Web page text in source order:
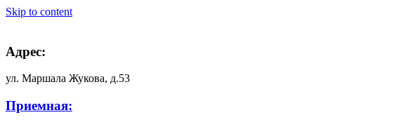
Skip to content
Адрес:
ул. Маршала Жукова, д.53
Приемная: